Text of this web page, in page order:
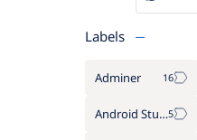
Labels
Adminer
Android Studio